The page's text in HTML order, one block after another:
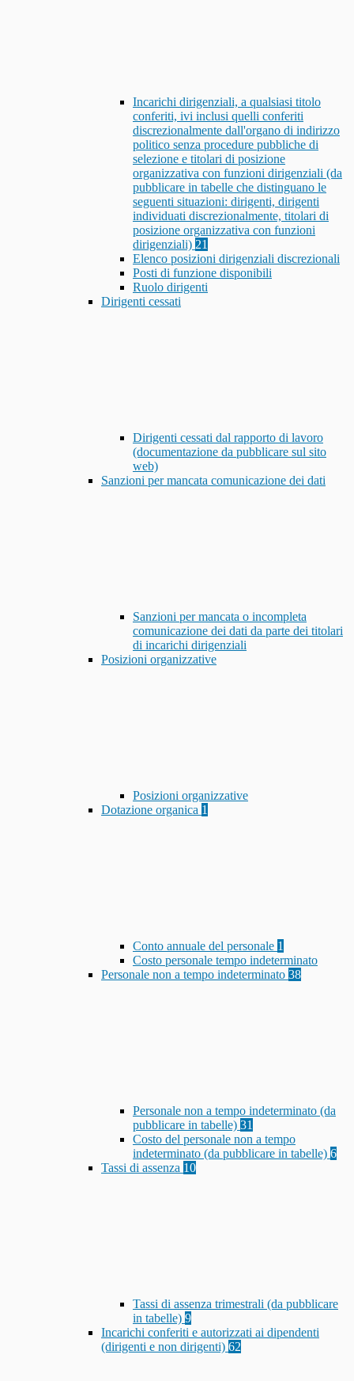
Incarichi dirigenziali, a qualsiasi titolo
conferiti, ivi inclusi quelli conferiti
discrezionalmente dall'organo di indirizzo
politico senza procedure pubbliche di
selezione e titolari di posizione
organizzativa con funzioni dirigenziali (da
pubblicare in tabelle che distinguano le
seguenti situazioni: dirigenti, dirigenti
individuati discrezionalmente, titolari di
posizione organizzativa con funzioni
dirigenziali) 21
Elenco posizioni dirigenziali discrezionali
Posti di funzione disponibili
Ruolo dirigenti
Dirigenti cessati
Dirigenti cessati dal rapporto di lavoro
(documentazione da pubblicare sul sito
web)
Sanzioni per mancata comunicazione dei dati
Sanzioni per mancata o incompleta
comunicazione dei dati da parte dei titolari
di incarichi dirigenziali
Posizioni organizzative
Posizioni organizzative
Dotazione organica 1
Conto annuale del personale 1
Costo personale tempo indeterminato
Personale non a tempo indeterminato 38
Personale non a tempo indeterminato (da
pubblicare in tabelle) 31
Costo del personale non a tempo
indeterminato (da pubblicare in tabelle) 6
Tassi di assenza 10
Tassi di assenza trimestrali (da pubblicare
in tabelle) 9
Incarichi conferiti e autorizzati ai dipendenti
(dirigenti e non dirigenti) 62